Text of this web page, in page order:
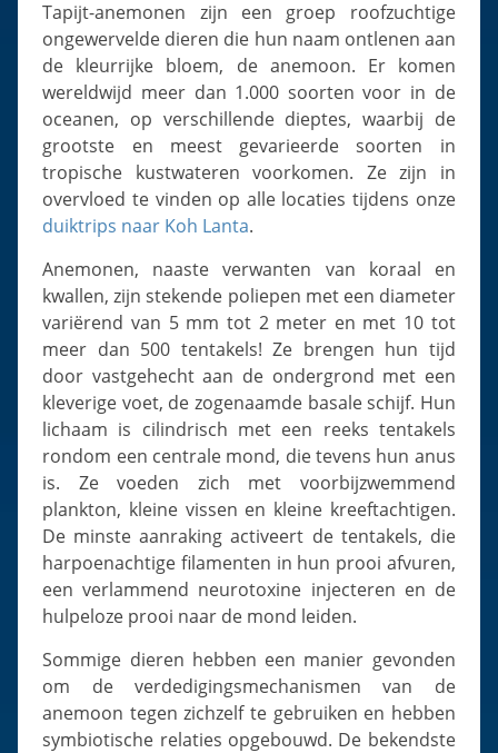
Slugs & Snails
Sea Stars, Urchins & Sea Cucumbers
Clams & Oysters
Sponges
Bristle Worms
Jellyfish
Tapijt-anemonen zijn een groep roofzuchtige
ongewervelde dieren die hun naam ontlenen aan
de kleurrijke bloem, de anemoon. Er komen
wereldwijd meer dan 1.000 soorten voor in de
oceanen, op verschillende dieptes, waarbij de
grootste en meest gevarieerde soorten in
tropische kustwateren voorkomen. Ze zijn in
overvloed te vinden op alle locaties tijdens onze
duiktrips naar Koh Lanta.
Anemonen, naaste verwanten van koraal en
kwallen, zijn stekende poliepen met een diameter
variërend van 5 mm tot 2 meter en met 10 tot
meer dan 500 tentakels! Ze brengen hun tijd
door vastgehecht aan de ondergrond met een
kleverige voet, de zogenaamde basale schijf. Hun
lichaam is cilindrisch met een reeks tentakels
rondom een centrale mond, die tevens hun anus
is. Ze voeden zich met voorbijzwemmend
plankton, kleine vissen en kleine kreeftachtigen.
De minste aanraking activeert de tentakels, die
harpoenachtige filamenten in hun prooi afvuren,
een verlammend neurotoxine injecteren en de
hulpeloze prooi naar de mond leiden.
Sommige dieren hebben een manier gevonden
om de verdedigingsmechanismen van de
anemoon tegen zichzelf te gebruiken en hebben
symbiotische relaties opgebouwd. De bekendste